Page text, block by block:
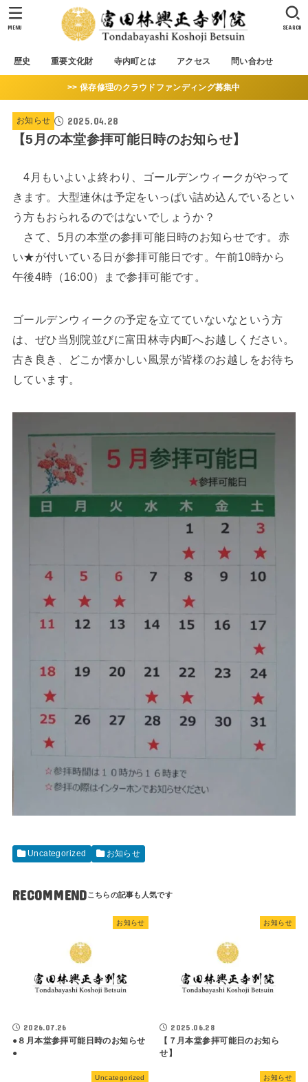
歴史 重要文化財 寺内町とは アクセス 問い合わせ
SEARCH
MENU
>> 保存修理のクラウドファンディング募集中
お知らせ 2025.04.28
【5月の本堂参拝可能日時のお知らせ】
4月もいよいよ終わり、ゴールデンウィークがやって
きます。大型連休は予定をいっぱい詰め込んでいるとい
う方もおられるのではないでしょうか？
さて、5月の本堂の参拝可能日時のお知らせです。赤
い★が付いている日が参拝可能日です。午前10時から
午後4時（16:00）まで参拝可能です。
ゴールデンウィークの予定を立てていないなという方
は、ぜひ当別院並びに富田林寺内町へお越しください。
古き良き、どこか懐かしい風景が皆様のお越しをお待ち
しています。
Uncategorized お知らせ
RECOMMEND
お知らせ
2026.07.26
●８月本堂参拝可能日時のお知らせ
●
お知らせ
2025.06.28
【７月本堂参拝可能日のお知ら
せ】
Uncategorized お知らせ